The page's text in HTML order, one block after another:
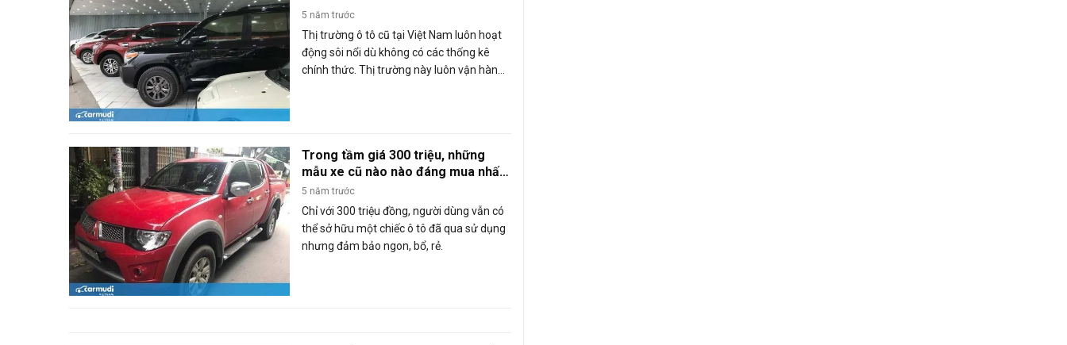
5 năm trước
Thị trường ô tô cũ tại Việt Nam luôn hoạt
động sôi nổi dù không có các thống kê
chính thức. Thị trường này luôn vận hành
tới sẽ ra sao?
Trong tầm giá 300 triệu, những
mẫu xe cũ nào nào đáng mua nhất
năm nay?
5 năm trước
Chỉ với 300 triệu đồng, người dùng vẫn có
thể sở hữu một chiếc ô tô đã qua sử dụng
nhưng đảm bảo ngon, bổ, rẻ.